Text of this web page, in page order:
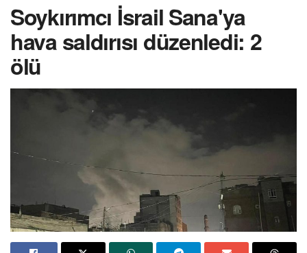
Soykırımcı İsrail Sana'ya
hava saldırısı düzenledi: 2
ölü